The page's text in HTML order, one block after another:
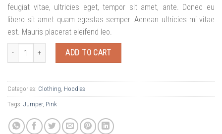
feugiat vitae, ultricies eget, tempor sit amet, ante. Donec eu
libero sit amet quam egestas semper. Aenean ultricies mi vitae
est. Mauris placerat eleifend leo.
Patient Ninja quantity ADD TO CART
Categories: Clothing Hoodies
Tags: Jumper, Pink